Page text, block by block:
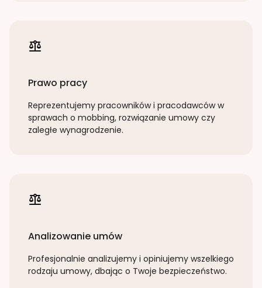
Prawo pracy
Reprezentujemy pracowników i pracodawców w
sprawach o mobbing, rozwiązanie umowy czy
zaległe wynagrodzenie.
Analizowanie umów
Profesjonalnie analizujemy i opiniujemy wszelkiego
rodzaju umowy, dbając o Twoje bezpieczeństwo.